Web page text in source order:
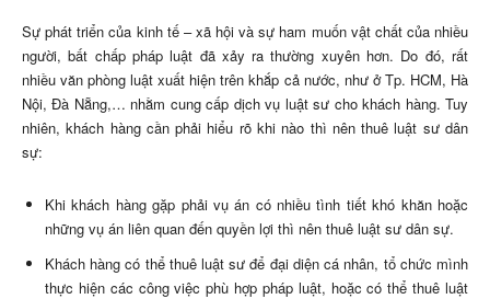
Sự phát triển của kinh tế – xã hội và sự ham muốn vật chất của nhiều
người, bất chấp pháp luật đã xảy ra thường xuyên hơn. Do đó, rất
nhiều văn phòng luật xuất hiện trên khắp cả nước, như ở Tp. HCM, Hà
Nội, Đà Nẵng,… nhằm cung cấp dịch vụ luật sư cho khách hàng. Tuy
nhiên, khách hàng cần phải hiểu rõ khi nào thì nên thuê luật sư dân
sự:
Khi khách hàng gặp phải vụ án có nhiều tình tiết khó khăn hoặc
những vụ án liên quan đến quyền lợi thì nên thuê luật sư dân sự.
Khách hàng có thể thuê luật sư để đại diện cá nhân, tổ chức mình
thực hiện các công việc phù hợp pháp luật, hoặc có thể thuê luật